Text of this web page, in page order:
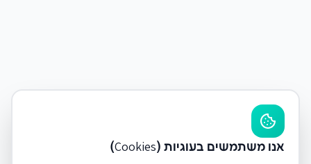
אנו משתמשים בעוגיות (Cookies)